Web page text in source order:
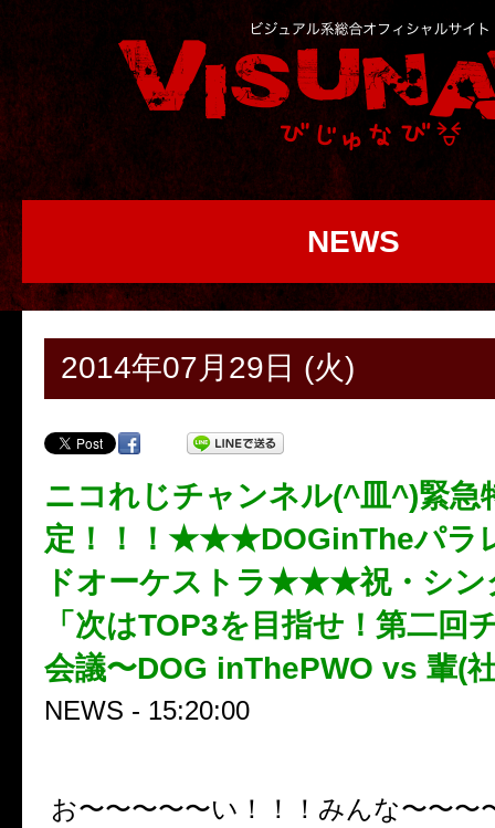
NEWS
2014年07月29日 (火)
ニコれじチャンネル(^皿^)緊急
定！！！★★★DOGinTheパラ
ドオーケストラ★★★祝・シン
「次はTOP3を目指せ！第二回
会議〜DOG inThePWO vs 輩(
NEWS - 15:20:00
お〜〜〜〜〜い！！！みんな〜〜〜